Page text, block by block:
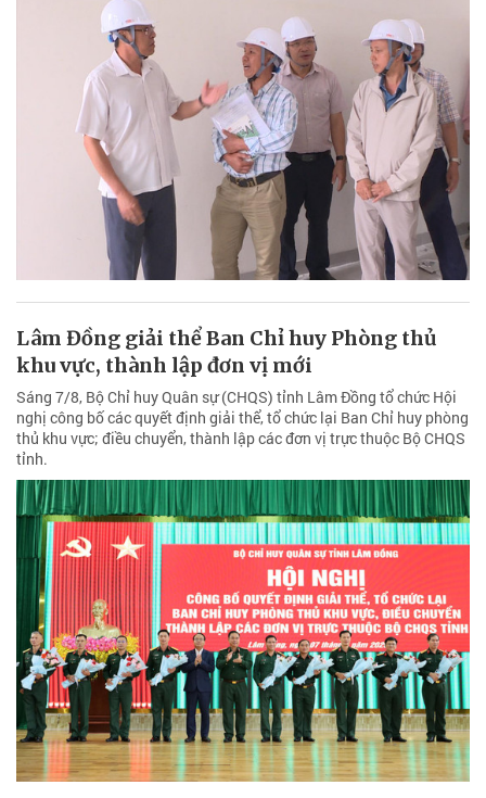
Lâm Đồng giải thể Ban Chỉ huy Phòng thủ
khu vực, thành lập đơn vị mới
Sáng 7/8, Bộ Chỉ huy Quân sự (CHQS) tỉnh Lâm Đồng tổ chức Hội
nghị công bố các quyết định giải thể, tổ chức lại Ban Chỉ huy phòng
thủ khu vực; điều chuyển, thành lập các đơn vị trực thuộc Bộ CHQS
tỉnh.